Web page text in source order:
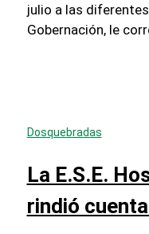
julio a las
Gobernación, le
Dosquebradas
La E.S.E.
rindió